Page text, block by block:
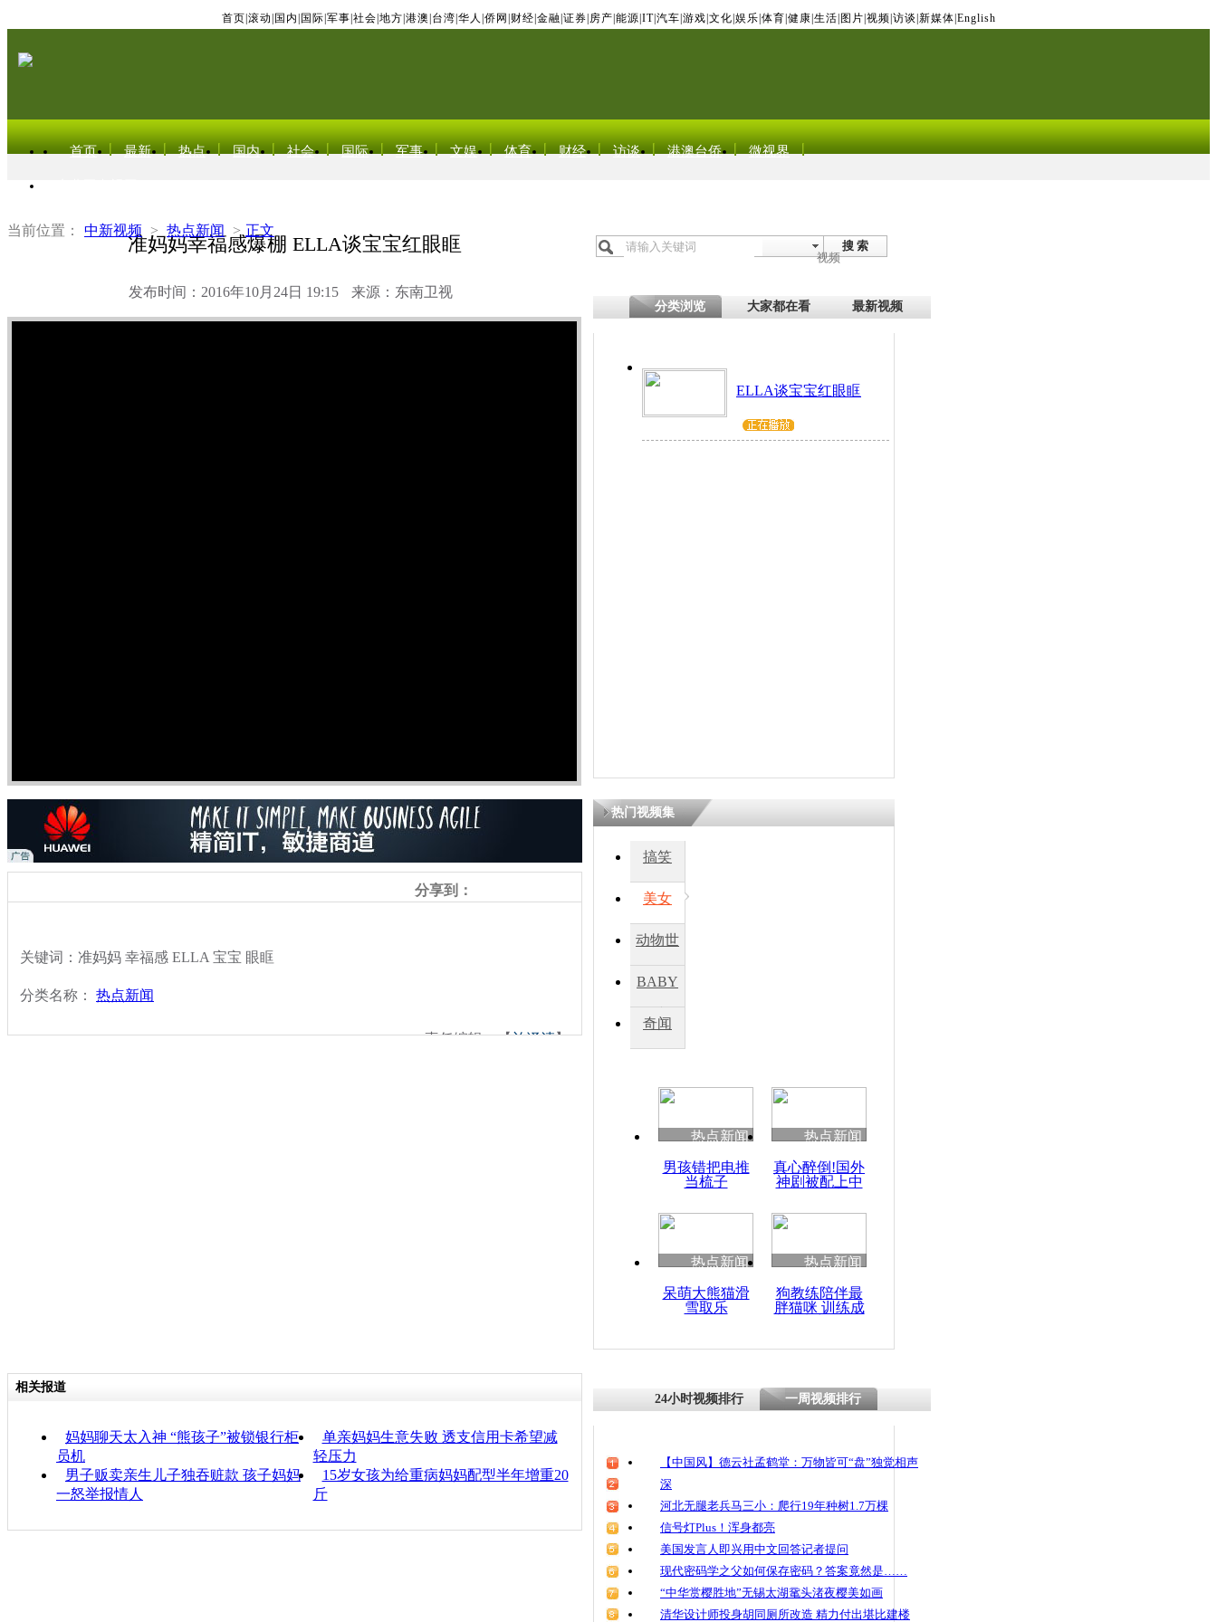
首页 滚动 国内 国际 军事 社会 地方 港澳 台湾 华人 侨网 财经 金融 证券 房产 能源 IT| 汽车 游戏 文化 娱乐 体育 健康 生活 图片 视频 访谈 新媒体 English
首页 最新 热点 国内 社会 国际 军事 文娱 体育 财经 访谈 港澳台侨 微视界
当前位置： 中新视频 > 热点新闻 > 正文
准妈妈幸福感爆棚 ELLA谈宝宝红眼眶
发布时间：2016年10月24日 19:15 来源：东南卫视
搜 索
视频
分类浏览 大家都在看 最新视频
ELLA谈宝宝红眼眶
分享到：
关键词：准妈妈 幸福感 ELLA 宝宝 眼眶
分类名称： 热点新闻
责任编辑：【兰泽清】
热门视频集
搞笑
美女
动物世
BABY
秀
奇闻
热点新闻
男孩错把电推
当梳子
热点新闻
真心醉倒!国外
神剧被配上中
热点新闻
呆萌大熊猫滑
雪取乐
热点新闻
狗教练陪伴最
胖猫咪 训练成
相关报道
妈妈聊天太入神 “熊孩子”被锁银行柜
员机
单亲妈妈生意失败 透支信用卡希望减
轻压力
男子贩卖亲生儿子独吞赃款 孩子妈妈
一怒举报情人
15岁女孩为给重病妈妈配型半年增重20
斤
24小时视频排行 一周视频排行
【中国风】德云社孟鹤堂：万物皆可“盘”独觉相声
深
河北无腿老兵马三小：爬行19年种树1.7万棵
信号灯Plus！浑身都亮
美国发言人即兴用中文回答记者提问
现代密码学之父如何保存密码？答案竟然是……
“中华赏樱胜地”无锡太湖鼋头渚夜樱美如画
清华设计师投身胡同厕所改造 精力付出堪比建楼